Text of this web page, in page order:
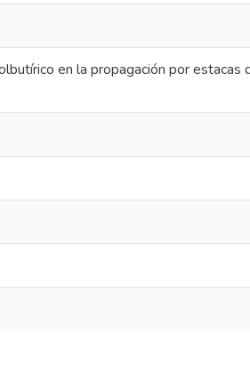
en la propagación por estacas